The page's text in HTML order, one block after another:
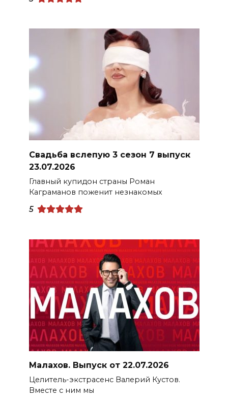
Свадьба вслепую 3 сезон 7 выпуск
23.07.2026
Главный купидон страны Роман
Каграманов поженит незнакомых
5
Малахов. Выпуск от 22.07.2026
Целитель-экстрасенс Валерий Кустов.
Вместе с ним мы